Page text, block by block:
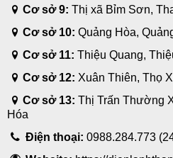
Cơ sở 9: Thị xã Bỉm Sơn,
Cơ sở 10: Quảng Hòa,
Cơ sở 11: Thiệu Quang,
Cơ sở 12: Xuân Thiên, Thọ
Cơ sở 13: Thị Trấn Thường
Hóa
Điện thoại:0988.284.773